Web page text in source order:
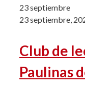
23 septiembre
23 septiembre,
Club de
Paulinas